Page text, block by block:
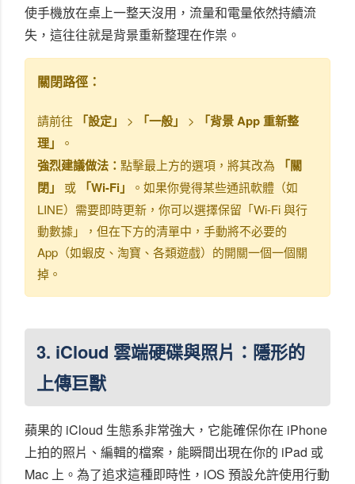
使手機放在桌上一整天沒用，流量和電量依然持續流
失，這往往就是背景重新整理在作祟。
關閉路徑：
請前往 「設定」 > 「一般」 >
「背景 App 重新整
理」
。
強烈建議做法： 點擊最上方的選項，將其改為
「關
閉」
或 「Wi-Fi」
。如果你覺得某些通訊軟體（如
LINE）需要即時更新，你可以選擇保留「Wi-Fi 與行
動數據」，但在下方的清單中，手動將不必要的
App（如蝦皮、淘寶、各類遊戲）的開關一個一個關
掉。
3. iCloud 雲端硬碟與照片：隱形的
上傳巨獸
蘋果的 iCloud 生態系非常強大，它能確保你在 iPhone
上拍的照片、編輯的檔案，能瞬間出現在你的 iPad 或
Mac 上。為了追求這種即時性，iOS 預設允許使用行動